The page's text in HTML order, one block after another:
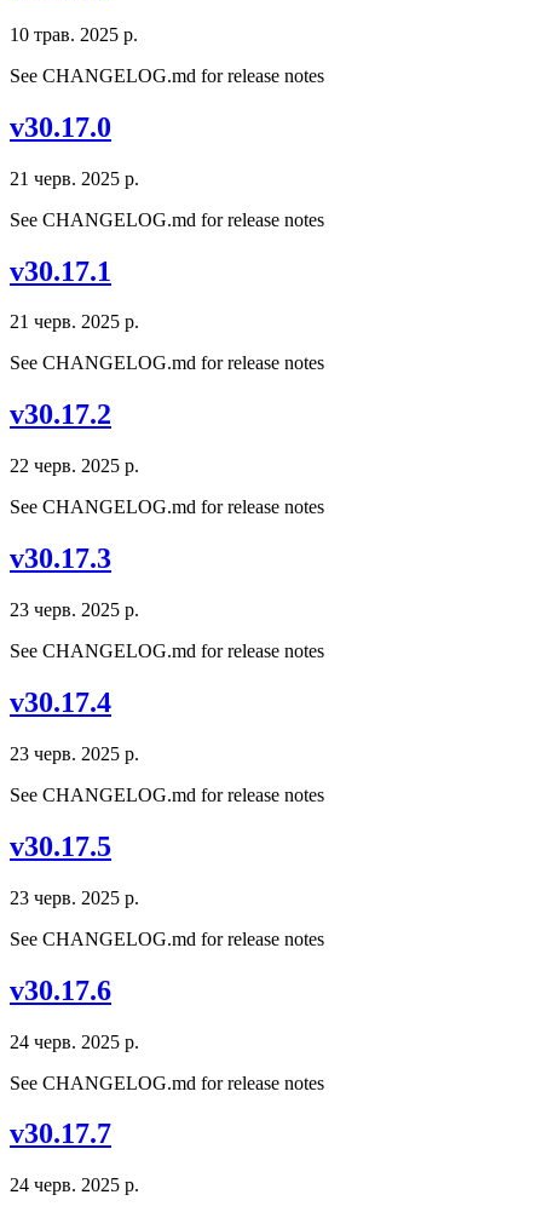
10 трав. 2025 р.
See CHANGELOG.md for release notes
v30.17.0
21 черв. 2025 р.
See CHANGELOG.md for release notes
v30.17.1
21 черв. 2025 р.
See CHANGELOG.md for release notes
v30.17.2
22 черв. 2025 р.
See CHANGELOG.md for release notes
v30.17.3
23 черв. 2025 р.
See CHANGELOG.md for release notes
v30.17.4
23 черв. 2025 р.
See CHANGELOG.md for release notes
v30.17.5
23 черв. 2025 р.
See CHANGELOG.md for release notes
v30.17.6
24 черв. 2025 р.
See CHANGELOG.md for release notes
v30.17.7
24 черв. 2025 р.